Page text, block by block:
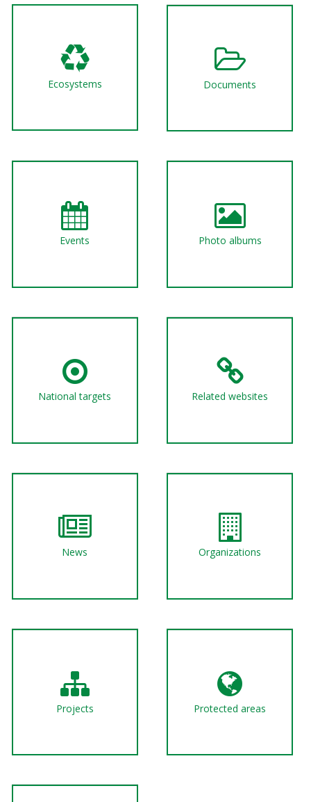
Ecosystems Documents
Events Photo albums
National targets Related websites
News Organizations
Projects Protected areas